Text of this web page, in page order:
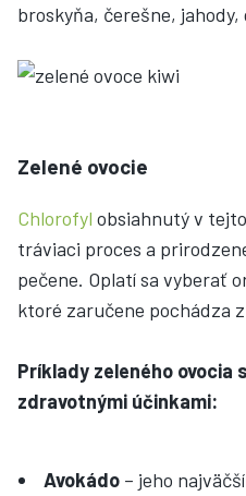
broskyňa, čerešne,
Zelené ovocie
Chlorofyl obsiahnutý v
tráviaci proces a
pečene. Oplatí sa vyberať
ktoré zaručene pochádza
Príklady zeleného ovocia
zdravotnými účinkami:
Avokádo – jeho